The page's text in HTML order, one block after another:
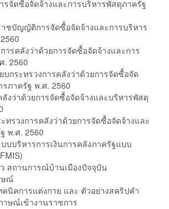
จัดซื้อจัดจ้างและการบริหารพัสดุภาครัฐ
ชบัญญัติการจัดซื้อจัดจ้างและการบริหาร
ารคลังว่าด้วยการจัดซื้อจัดจ้างและการ
. 2560
บกระทรวงการคลังว่าด้วยการจัดซื้อจัด
ภาครัฐ พ.ศ. 2560
ลังว่าด้วยการจัดซื้อจัดจ้างและบริหารพัสดุ
ทรวงการคลังว่าด้วยการจัดซื้อจัดจ้างและ
พ.ศ. 2560
บบริหารการเงินการคลังภาครัฐแบบ
สถานการณ์บ้านเมืองปัจจุบัน
ษณ์
คนิคการแต่งกาย และ ตัวอย่างสคริปคำ
ษณ์เข้างานราชการ